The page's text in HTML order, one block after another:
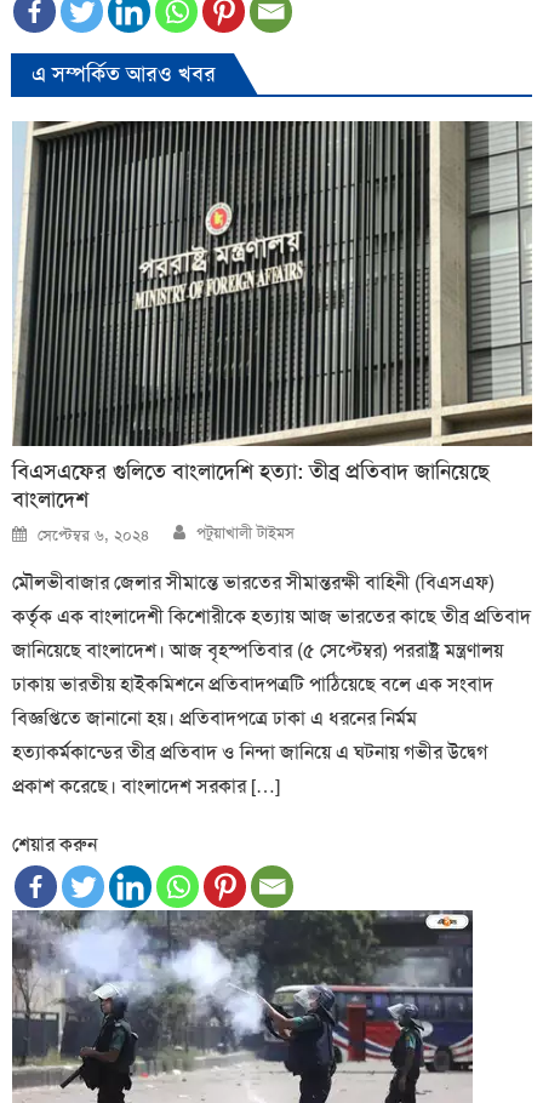
এ সম্পর্কিত আরও খবর
বিএসএফের গুলিতে বাংলাদেশি হত্যা: তীব্র প্রতিবাদ জানিয়েছে
বাংলাদেশ
Posted
on
সেপ্টেম্বর ৬, ২০২৪ Author
পটুয়াখালী টাইমস
মৌলভীবাজার জেলার সীমান্তে ভারতের সীমান্তরক্ষী বাহিনী (বিএসএফ)
কর্তৃক এক বাংলাদেশী কিশোরীকে হত্যায় আজ ভারতের কাছে তীব্র প্রতিবাদ
জানিয়েছে বাংলাদেশ। আজ বৃহস্পতিবার (৫ সেপ্টেম্বর) পররাষ্ট্র মন্ত্রণালয়
ঢাকায় ভারতীয় হাইকমিশনে প্রতিবাদপত্রটি পাঠিয়েছে বলে এক সংবাদ
বিজ্ঞপ্তিতে জানানো হয়। প্রতিবাদপত্রে ঢাকা এ ধরনের নির্মম
হত্যাকর্মকান্ডের তীব্র প্রতিবাদ ও নিন্দা জানিয়ে এ ঘটনায় গভীর উদ্বেগ
প্রকাশ করেছে। বাংলাদেশ সরকার […]
শেয়ার করুন